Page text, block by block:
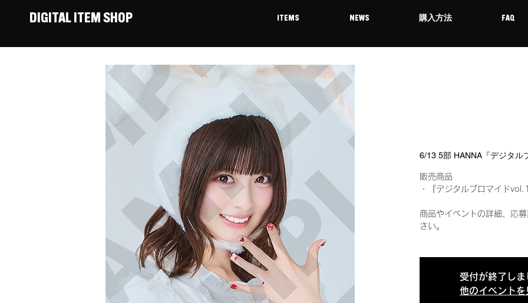
DIGITAL ITEM SHOP ITEMS NEWS 購入方法 FAQ
6/13 5部 HANNA『デジタル
販売商品
・『デジタルブロマイド
商品やイベントの詳細、応
さい。
受付が終了しま
他のイベントを